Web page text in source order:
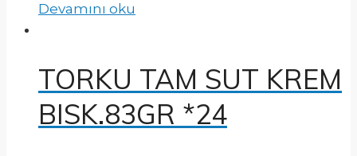
Devamını oku
TORKU TAM SUT KREM
BISK.83GR *24